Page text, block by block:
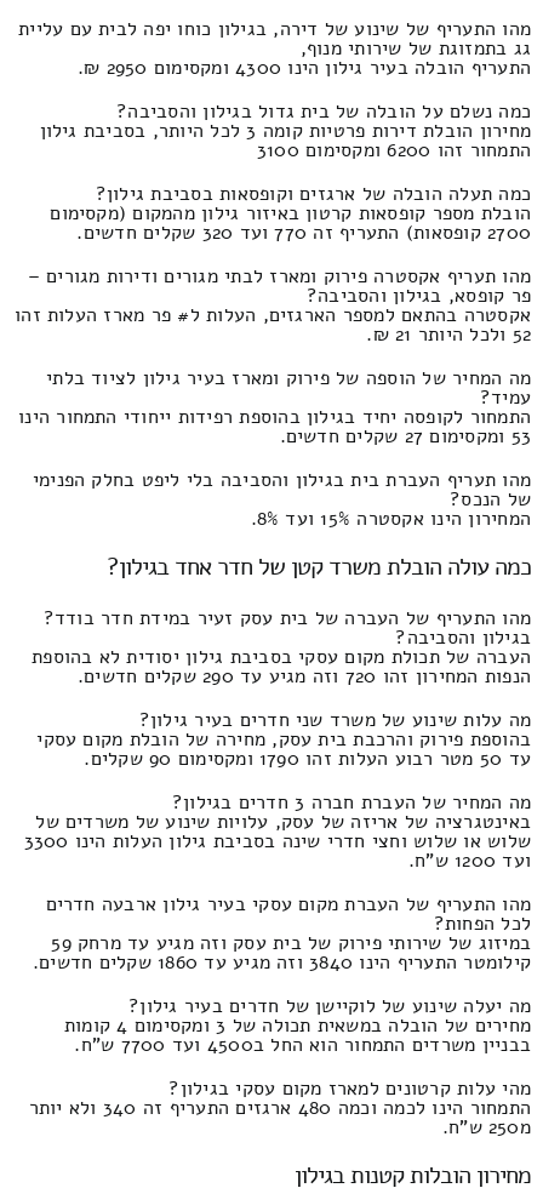
מהו התעריף של שינוע של דירה, בגילון כוחו יפה לבית עם עליית
גג בתמזוגת של שירותי מנוף,
התעריף הובלה בעיר גילון הינו 4300 ומקסימום 2950 ₪.
כמה נשלם על הובלה של בית גדול בגילון והסביבה?
מחירון הובלת דירות פרטיות קומה 3 לכל היותר, בסביבת גילון
התמחור זהו 6200 ומקסימום 3100
כמה תעלה הובלה של ארגזים וקופסאות בסביבת גילון?
הובלת מספר קופסאות קרטון באיזור גילון מהמקום (מקסימום
2700 קופסאות) התעריף זה 770 ועד 320 שקלים חדשים.
מהו תעריף אקסטרה פירוק ומארז לבתי מגורים ודירות מגורים –
פר קופסא, בגילון והסביבה?
אקסטרה בהתאם למספר הארגזים, העלות ל# פר מארז העלות זהו
52 ולכל היותר 21 ₪.
מה המחיר של הוספה של פירוק ומארז בעיר גילון לציוד בלתי
עמיד?
התמחור לקופסה יחיד בגילון בהוספת רפידות ייחודי התמחור הינו
53 ומקסימום 27 שקלים חדשים.
מהו תעריף העברת בית בגילון והסביבה בלי ליפט בחלק הפנימי
של הנכס?
המחירון הינו אקסטרה 15% ועד 8%.
כמה עולה הובלת משרד קטן של חדר אחד בגילון?
מהו התעריף של העברה של בית עסק זעיר במידת חדר בודד?
בגילון והסביבה?
העברה של תכולת מקום עסקי בסביבת גילון יסודית לא בהוספת
הנפות המחירון זהו 720 וזה מגיע עד 290 שקלים חדשים.
מה עלות שינוע של משרד שני חדרים בעיר גילון?
בהוספת פירוק והרכבת בית עסק, מחירה של הובלת מקום עסקי
עד 50 מטר רבוע העלות זהו 1790 ומקסימום 90 שקלים.
מה המחיר של העברת חברה 3 חדרים בגילון?
באינטגרציה של אריזה של עסק, עלויות שינוע של משרדים של
שלוש או שלוש וחצי חדרי שינה בסביבת גילון העלות הינו 3300
ועד 1200 ש"ח.
מהו התעריף של העברת מקום עסקי בעיר גילון ארבעה חדרים
לכל הפחות?
במיזוג של שירותי פירוק של בית עסק וזה מגיע עד מרחק 59
קילומטר התעריף הינו 3840 וזה מגיע עד 1860 שקלים חדשים.
מה יעלה שינוע של לוקיישן של חדרים בעיר גילון?
מחירים של הובלה במשאית תכולה של 3 ומקסימום 4 קומות
בבניין משרדים התמחור הוא החל ב4500 ועד 7700 ש"ח.
מהי עלות קרטונים למארז מקום עסקי בגילון?
התמחור הינו לכמה וכמה 480 ארגזים התעריף זה 340 ולא יותר
מ250 ש"ח.
מחירון הובלות קטנות בגילון